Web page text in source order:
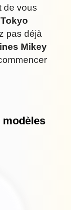
de vous
pas déjà
Mikey
modèles